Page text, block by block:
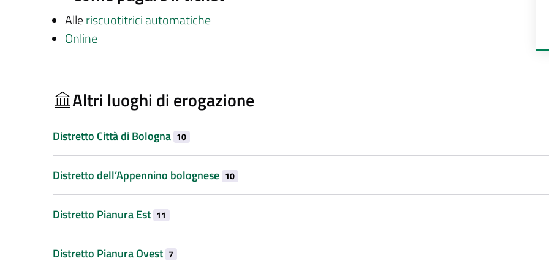
Alleriscuotitrici automatiche
Online
Altri luoghi di erogazione
Distretto Città di Bologna 10
Distretto dell’Appennino bolognese 10
Distretto Pianura Est 11
Distretto Pianura Ovest 7